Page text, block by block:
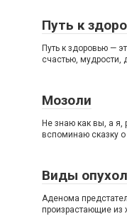
Путь к
Путь к здоровью —
счастью, мудрости,
Мозоли
Не знаю как вы, а
вспоминаю сказку
Виды
Аденома
произрастающие